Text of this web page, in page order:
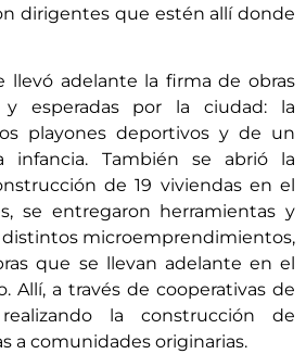
dirigentes que estén allí donde
llevó adelante la firma de obras
esperadas por la ciudad: la
playones deportivos y de un
infancia. También se abrió la
de 19 viviendas en el
se entregaron herramientas y
microemprendimientos,
que se llevan adelante en el
Allí, a través de cooperativas de
la construcción de
a comunidades originarias.